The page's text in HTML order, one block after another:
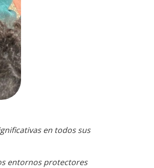
en todos sus
entornos protectores